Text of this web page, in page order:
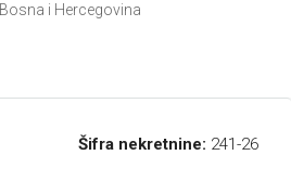
i Hercegovina
Šifra nekretnine: 241-26